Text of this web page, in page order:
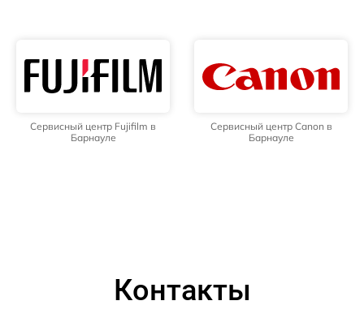
Сервисный центр Fujifilm в
Барнауле
Сервисный центр Canon в
Барнауле
Контакты